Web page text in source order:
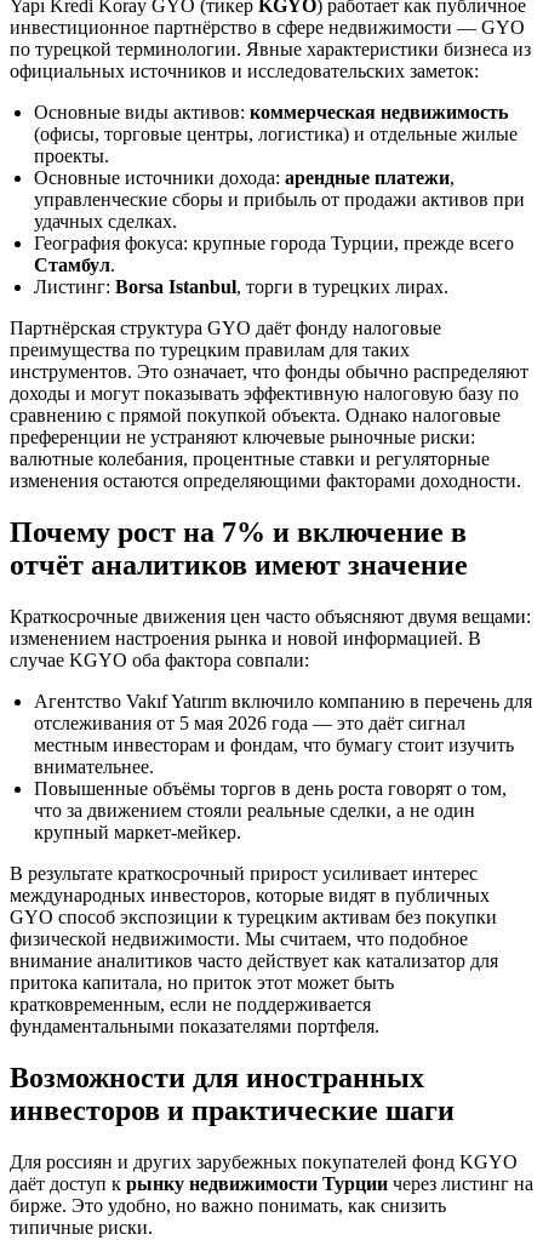
Yapı Kredi Koray GYO (тикер KGYO) работает как публичное
инвестиционное партнёрство в сфере недвижимости — GYO
по турецкой терминологии. Явные характеристики бизнеса из
официальных источников и исследовательских заметок:
Основные виды активов: коммерческая недвижимость
(офисы, торговые центры, логистика) и отдельные жилые
проекты.
Основные источники дохода: арендные платежи,
управленческие сборы и прибыль от продажи активов при
удачных сделках.
География фокуса: крупные города Турции, прежде всего
Стамбул.
Листинг: Borsa Istanbul, торги в турецких лирах.
Партнёрская структура GYO даёт фонду налоговые
преимущества по турецким правилам для таких
инструментов. Это означает, что фонды обычно распределяют
доходы и могут показывать эффективную налоговую базу по
сравнению с прямой покупкой объекта. Однако налоговые
преференции не устраняют ключевые рыночные риски:
валютные колебания, процентные ставки и регуляторные
изменения остаются определяющими факторами доходности.
Почему рост на 7% и включение в
отчёт аналитиков имеют значение
Краткосрочные движения цен часто объясняют двумя вещами:
изменением настроения рынка и новой информацией. В
случае KGYO оба фактора совпали:
Агентство Vakıf Yatırım включило компанию в перечень для
отслеживания от 5 мая 2026 года — это даёт сигнал
местным инвесторам и фондам, что бумагу стоит изучить
внимательнее.
Повышенные объёмы торгов в день роста говорят о том,
что за движением стояли реальные сделки, а не один
крупный маркет-мейкер.
В результате краткосрочный прирост усиливает интерес
международных инвесторов, которые видят в публичных
GYO способ экспозиции к турецким активам без покупки
физической недвижимости. Мы считаем, что подобное
внимание аналитиков часто действует как катализатор для
притока капитала, но приток этот может быть
кратковременным, если не поддерживается
фундаментальными показателями портфеля.
Возможности для иностранных
инвесторов и практические шаги
Для россиян и других зарубежных покупателей фонд KGYO
даёт доступ к рынку недвижимости Турции через листинг на
бирже. Это удобно, но важно понимать, как снизить
типичные риски.